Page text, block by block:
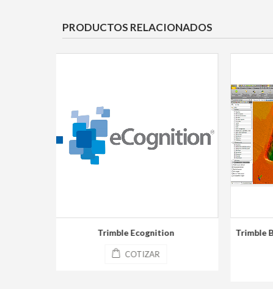
PRODUCTOS RELACIONADOS
Trimble Business Center – Superfices y